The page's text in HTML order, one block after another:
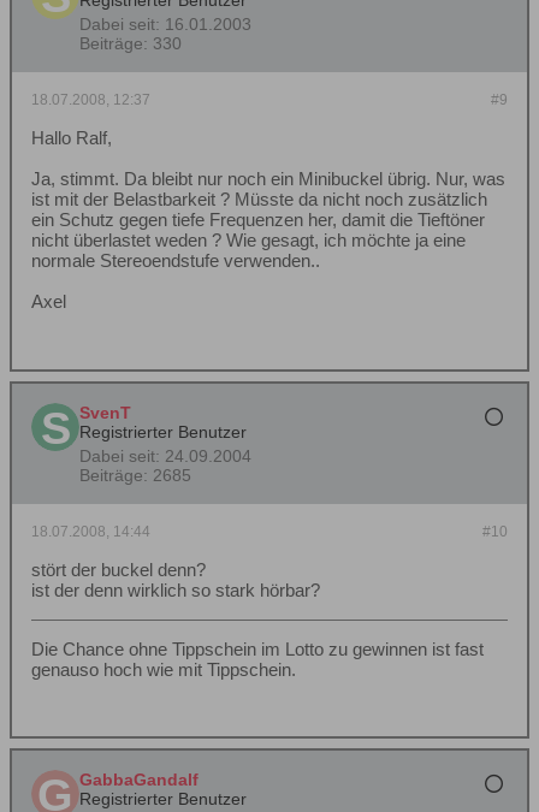
Dabei seit: 16.01.2003
Beiträge: 330
#9
18.07.2008, 12:37
Hallo Ralf,
Ja, stimmt. Da bleibt nur noch ein Minibuckel übrig. Nur, was
ist mit der Belastbarkeit ? Müsste da nicht noch zusätzlich
ein Schutz gegen tiefe Frequenzen her, damit die Tieftöner
nicht überlastet weden ? Wie gesagt, ich möchte ja eine
normale Stereoendstufe verwenden..
Axel
SvenT
Registrierter Benutzer
Dabei seit: 24.09.2004
Beiträge: 2685
#10
18.07.2008, 14:44
stört der buckel denn?
ist der denn wirklich so stark hörbar?
Die Chance ohne Tippschein im Lotto zu gewinnen ist fast
genauso hoch wie mit Tippschein.
GabbaGandalf
Registrierter Benutzer